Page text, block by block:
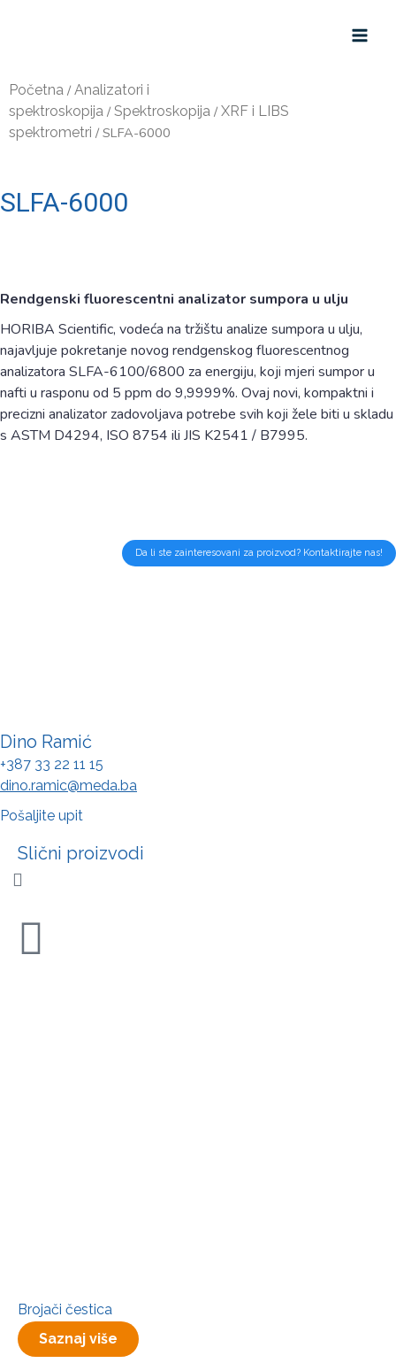
Početna / Analizatori i
spektroskopija / Spektroskopija / XRF i LIBS
spektrometri / SLFA-6000
SLFA-6000
Rendgenski fluorescentni analizator sumpora u ulju
HORIBA Scientific, vodeća na tržištu analize sumpora u ulju,
najavljuje pokretanje novog rendgenskog fluorescentnog
analizatora SLFA-6100/6800 za energiju, koji mjeri sumpor u
nafti u rasponu od 5 ppm do 9,9999%. Ovaj novi, kompaktni i
precizni analizator zadovoljava potrebe svih koji žele biti u skladu
s ASTM D4294, ISO 8754 ili JIS K2541 / B7995.
Dino Ramić
+387 33 22 11 15
dino.ramic@meda.ba
Pošaljite upit
Da li ste zainteresovani za proizvod? Kontaktirajte nas!
Slični proizvodi
Brojači čestica
Saznaj više